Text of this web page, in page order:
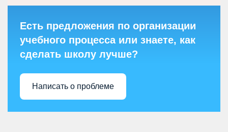
Есть предложения по организации
учебного процесса или знаете, как
сделать школу лучше?
Написать о проблеме